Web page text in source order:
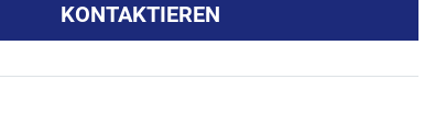
KONTAKTIEREN